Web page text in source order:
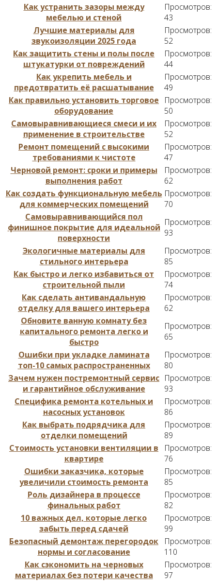
Как устранить зазоры между
мебелью и стеной
Просмотров:
43
Лучшие материалы для
звукоизоляции 2025 года
Просмотров:
52
Как защитить стены и полы после
штукатурки от повреждений
Просмотров:
44
Как укрепить мебель и
предотвратить её расшатывание
Просмотров:
49
Как правильно установить торговое
оборудование
Просмотров:
50
Самовыравнивающиеся смеси и их
применение в строительстве
Просмотров:
52
Ремонт помещений с высокими
требованиями к чистоте
Просмотров:
47
Черновой ремонт: сроки и примеры
выполнения работ
Просмотров:
62
Как создать функциональную мебель
для коммерческих помещений
Просмотров:
70
Самовыравнивающийся пол
финишное покрытие для идеальной
поверхности
Просмотров:
93
Экологичные материалы для
стильного интерьера
Просмотров:
85
Как быстро и легко избавиться от
строительной пыли
Просмотров:
74
Как сделать антивандальную
отделку для вашего интерьера
Просмотров:
62
Обновите ванную комнату без
капитального ремонта легко и
быстро
Просмотров:
65
Ошибки при укладке ламината
топ-10 самых распространенных
Просмотров:
80
Зачем нужен постремонтный сервис
и гарантийное обслуживание
Просмотров:
93
Специфика ремонта котельных и
насосных установок
Просмотров:
86
Как выбрать подрядчика для
отделки помещений
Просмотров:
89
Стоимость установки вентиляции в
квартире
Просмотров:
76
Ошибки заказчика, которые
увеличили стоимость ремонта
Просмотров:
85
Роль дизайнера в процессе
финальных работ
Просмотров:
82
10 важных дел, которые легко
забыть перед сдачей
Просмотров:
99
Безопасный демонтаж перегородок
нормы и согласование
Просмотров:
110
Как сэкономить на черновых
материалах без потери качества
Просмотров:
97